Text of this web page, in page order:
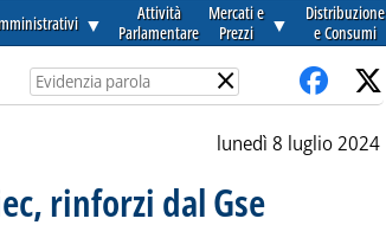
▼
Attività
Parlamentare
Mercati e
Prezzi
▼
Distribuzione
e Consumi
×
lunedì 8 luglio 2024
rinforzi dal Gse